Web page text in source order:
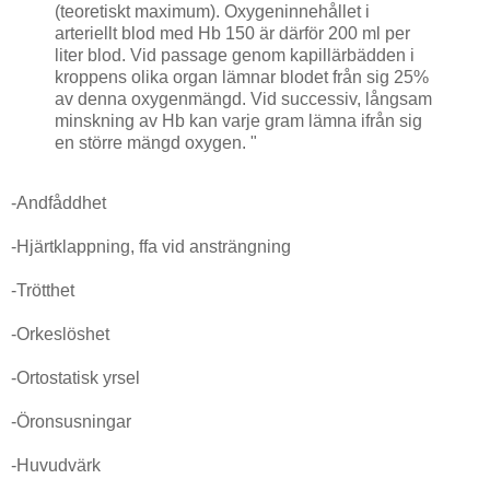
(teoretiskt maximum). Oxygeninnehållet i
arteriellt blod med Hb 150 är därför 200 ml per
liter blod. Vid passage genom kapillärbädden i
kroppens olika organ lämnar blodet från sig 25%
av denna oxygenmängd. Vid successiv, långsam
minskning av Hb kan varje gram lämna ifrån sig
en större mängd oxygen. "
-Andfåddhet
-Hjärtklappning, ffa vid ansträngning
-Trötthet
-Orkeslöshet
-Ortostatisk yrsel
-Öronsusningar
-Huvudvärk